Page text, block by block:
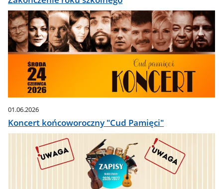
01.06.2026
Koncert końcoworoczny "Cud Pamięci"